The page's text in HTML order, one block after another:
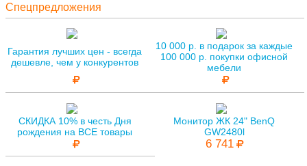
Спецпредложения
Гарантия лучших цен - всегда
дешевле, чем у конкурентов
10 000 р. в подарок за каждые
100 000 р. покупки офисной
мебели
СКИДКА 10% в честь Дня
рождения на ВСЕ товары
Монитор ЖК 24" BenQ
GW2480l
6 741